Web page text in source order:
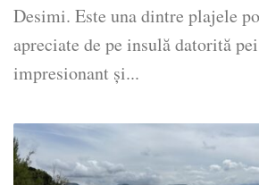
Desimi. Este una dintre plajele
apreciate de pe insulă datorită
impresionant și...